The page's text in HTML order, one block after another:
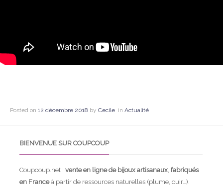
Posted on 12 décembre 2018 by Cecile in Actualité
BIENVENUE SUR COUPCOUP
Coupcoup.net : vente en ligne de bijoux artisanaux, fabriqués
en Franceà partir de ressources naturelles (plume, cuir…).